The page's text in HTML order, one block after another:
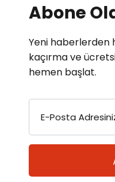
Abone
Yeni haberlerden
kaçırma ve
hemen başlat.
E-Posta